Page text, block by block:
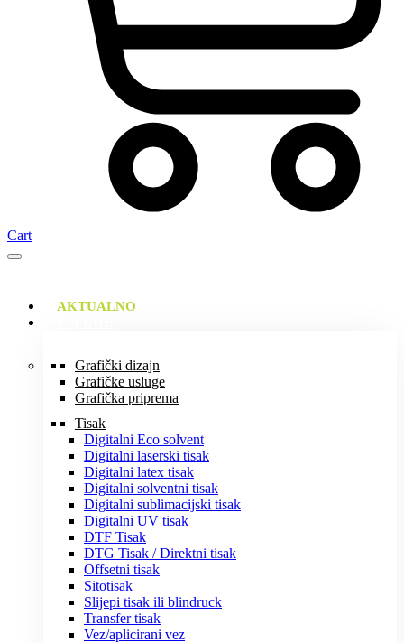
Cart
AKTUALNO
Grafički dizajn
Grafičke usluge
Grafička priprema
Tisak
Digitalni Eco solvent
Digitalni laserski tisak
Digitalni latex tisak
Digitalni solventni tisak
Digitalni sublimacijski tisak
Digitalni UV tisak
DTF Tisak
DTG Tisak / Direktni tisak
Offsetni tisak
Sitotisak
Slijepi tisak ili blindruck
Transfer tisak
Vez/aplicirani vez